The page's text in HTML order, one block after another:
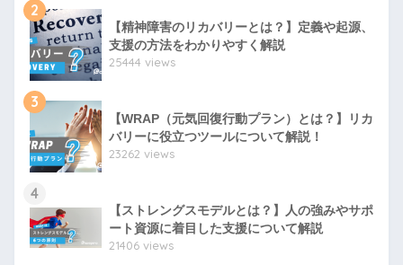
2
【精神障害のリカバリーとは？】定義や起源、
支援の方法をわかりやすく解説
25444 views
3
【WRAP（元気回復行動プラン）とは？】リカ
バリーに役立つツールについて解説！
23262 views
4
【ストレングスモデルとは？】人の強みやサポ
ート資源に着目した支援について解説
21406 views